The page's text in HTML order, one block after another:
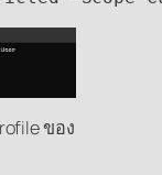
ของ